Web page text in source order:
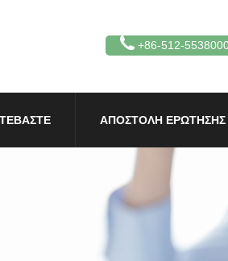
+86-512-
ΑΠΟΣΤΟΛΉ ΕΡΏΤΗΣΗΣ